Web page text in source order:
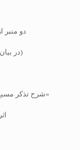
دو منبر
(در
«شرح تذکر